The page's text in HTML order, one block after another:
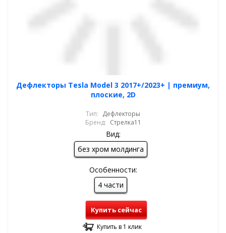
Дефлекторы Tesla Model 3 2017+/2023+ | премиум,
плоские, 2D
Тип: Дефлекторы
Бренд: Стрелка11
Вид:
без хром молдинга
Особенности:
4 части
Купить сейчас
Купить в 1 клик